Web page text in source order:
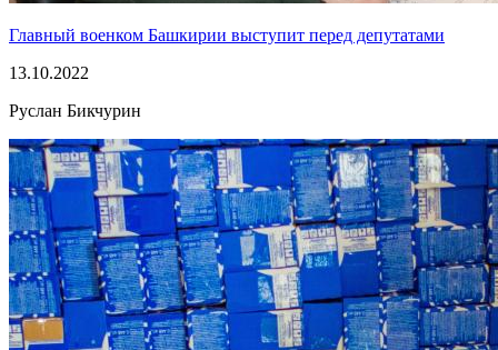
Главный военком Башкирии выступит перед депутатами
13.10.2022
Руслан Бикчурин